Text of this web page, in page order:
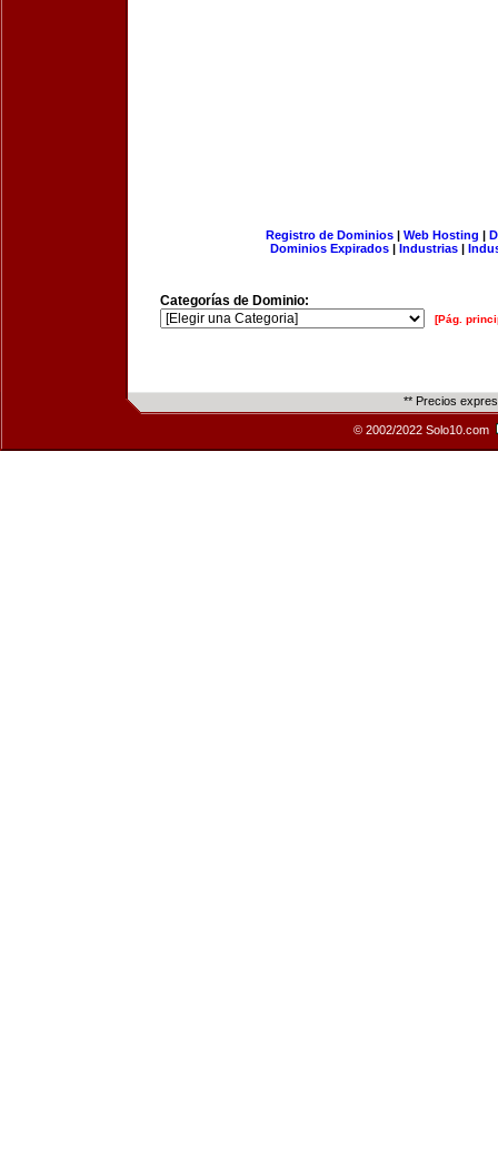
Registro de Dominios| Web Hosting |
Dominios Expirados | Industrias |
Categorías de Dominio:
[Pág.
** Precios
© 2002/2022 Solo10.com